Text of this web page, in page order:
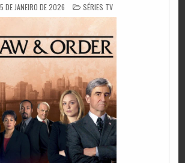
DE JANEIRO DE 2026 POSTED
IN
SÉRIES TV